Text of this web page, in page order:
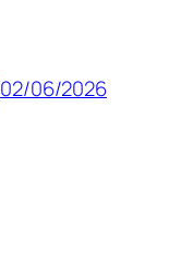
02/06/2026